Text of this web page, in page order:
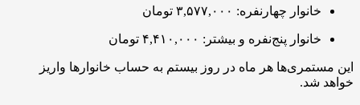
خانوار چهارنفره: ۳,۵۷۷,۰۰۰ تومان
خانوار پنج‌نفره و بیشتر: ۴,۴۱۰,۰۰۰ تومان
این مستمری‌ها هر ماه در روز بیستم به حساب خانوارها واریز
خواهد شد.